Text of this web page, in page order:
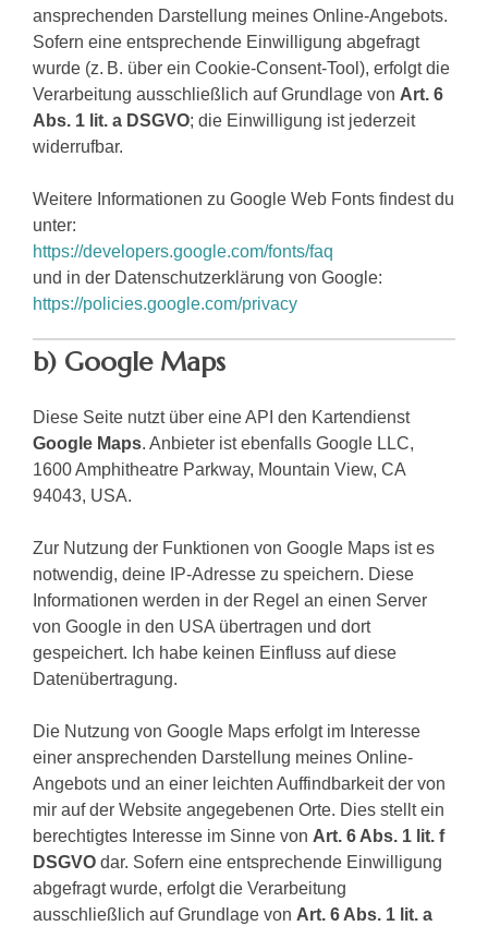
ansprechenden Darstellung meines Online-Angebots.
Sofern eine entsprechende Einwilligung abgefragt
wurde (z. B. über ein Cookie-Consent-Tool), erfolgt die
Verarbeitung ausschließlich auf Grundlage von Art. 6
Abs. 1 lit. a DSGVO; die Einwilligung ist jederzeit
widerrufbar.
Weitere Informationen zu Google Web Fonts findest du
unter:
https://developers.google.com/fonts/faq
und in der Datenschutzerklärung von Google:
https://policies.google.com/privacy
b) Google Maps
Diese Seite nutzt über eine API den Kartendienst
Google Maps. Anbieter ist ebenfalls Google LLC,
1600 Amphitheatre Parkway, Mountain View, CA
94043, USA.
Zur Nutzung der Funktionen von Google Maps ist es
notwendig, deine IP-Adresse zu speichern. Diese
Informationen werden in der Regel an einen Server
von Google in den USA übertragen und dort
gespeichert. Ich habe keinen Einfluss auf diese
Datenübertragung.
Die Nutzung von Google Maps erfolgt im Interesse
einer ansprechenden Darstellung meines Online-
Angebots und an einer leichten Auffindbarkeit der von
mir auf der Website angegebenen Orte. Dies stellt ein
berechtigtes Interesse im Sinne von Art. 6 Abs. 1 lit. f
DSGVO dar. Sofern eine entsprechende Einwilligung
abgefragt wurde, erfolgt die Verarbeitung
ausschließlich auf Grundlage von Art. 6 Abs. 1 lit. a